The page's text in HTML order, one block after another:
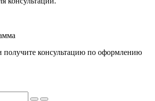
получите консультацию по оформлению